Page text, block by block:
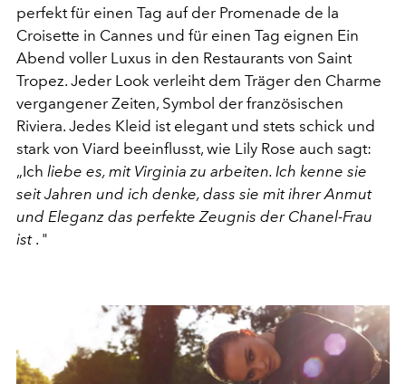
perfekt für einen Tag auf der Promenade de la
Croisette in Cannes und für einen Tag eignen Ein
Abend voller Luxus in den Restaurants von Saint
Tropez. Jeder Look verleiht dem Träger den Charme
vergangener Zeiten, Symbol der französischen
Riviera. Jedes Kleid ist elegant und stets schick und
stark von Viard beeinflusst, wie Lily Rose auch sagt:
„Ich liebe es, mit Virginia zu arbeiten. Ich kenne sie
seit Jahren und ich denke, dass sie mit ihrer Anmut
und Eleganz das perfekte Zeugnis der Chanel-Frau
ist. "